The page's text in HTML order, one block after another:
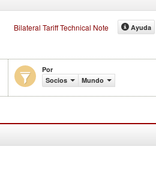
Bilateral Tariff Technical Note Ayuda
Por
Socios
Mundo